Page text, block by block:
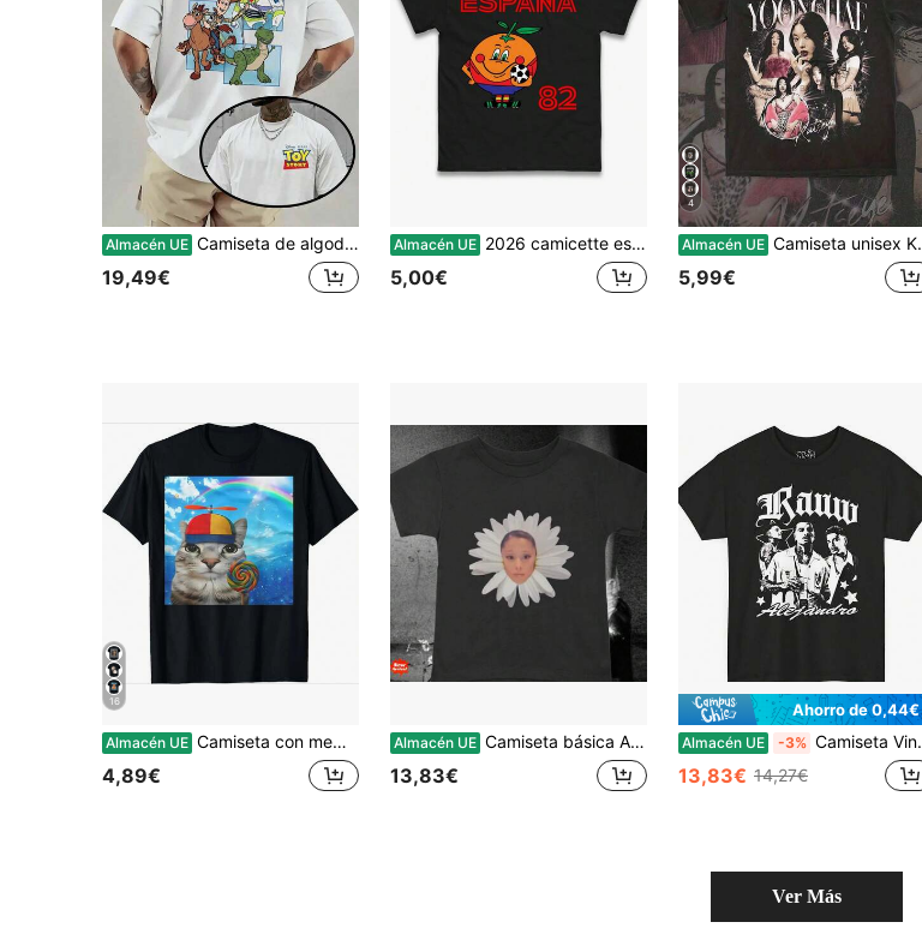
Almacén UE Camiseta de algodón con estampado de la serie Disney y Toy Story: divertido estampado de Woody y Buzz Lightyear, camiseta informal de cuello redondo, diseño estampado a doble cara, ideal para los fans de Disney y para el tiempo libre, camisetas para el día a día con estampados interesantes y un estilo cómodo.
19,49€
Almacén UE 2026 camicette estive donna 2026 camicette estive donna Spain 82 Naranjito T Shirt, Spain 82 Football World Cup Tee, Retro Football Fan blusa donna estiva y2k outfit concert coordinati estivi donna blusa donna estiva y2k outfit concert coordinati estivi donna
5,00€
4
Almacén UE Camiseta unisex Katseye Beau Chaos Tour, Camiseta Katseye Merch, Camiseta Katseye Gnarly, Camiseta Gabriela, 100% Algodón, Camisetas de verano, Camiseta estampada, Y2k, Camisetas para hombre, Ropa de fiesta, Camiseta de algodón Brasil Colombia 26zeh hombre algodón hombre bluzka y2k
5,99€
16
Almacén UE Camiseta con meme de gato, diseño abstracto y humorístico, corte holgado para mujer, cuello redondo, manga corta, casual, básica para el día a día, atuendo diario para mujer, regalo perfecto
4,89€
Almacén UE Camiseta básica Ariana Petal
13,83€
Ahorro de 0,44€
Almacén UE -3% Camiseta Vintage Retro de Rauw Alejandro _ Regalo para Fans de Rauw Alejandro _ Camiseta de Rauw
13,83€ 14,27€
Ver Más